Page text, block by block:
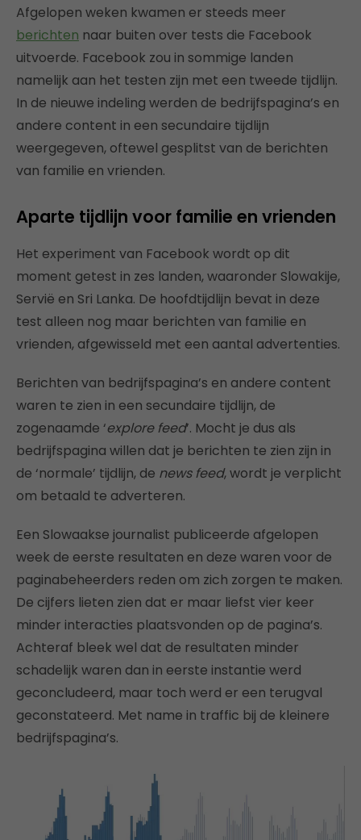
Afgelopen weken kwamen er steeds meer
berichten naar buiten over tests die Facebook
uitvoerde. Facebook zou in sommige landen
namelijk aan het testen zijn met een tweede tijdlijn.
In de nieuwe indeling werden de bedrijfspagina’s en
andere content in een secundaire tijdlijn
weergegeven, oftewel gesplitst van de berichten
van familie en vrienden.
Aparte tijdlijn voor familie en vrienden
Het experiment van Facebook wordt op dit
moment getest in zes landen, waaronder Slowakije,
Servië en Sri Lanka. De hoofdtijdlijn bevat in deze
test alleen nog maar berichten van familie en
vrienden, afgewisseld met een aantal advertenties.
Berichten van bedrijfspagina’s en andere content
waren te zien in een secundaire tijdlijn, de
zogenaamde ‘explore feed’. Mocht je dus als
bedrijfspagina willen dat je berichten te zien zijn in
de ‘normale’ tijdlijn, de news feed, wordt je verplicht
om betaald te adverteren.
Een Slowaakse journalist publiceerde afgelopen
week de eerste resultaten en deze waren voor de
paginabeheerders reden om zich zorgen te maken.
De cijfers lieten zien dat er maar liefst vier keer
minder interacties plaatsvonden op de pagina’s.
Achteraf bleek wel dat de resultaten minder
schadelijk waren dan in eerste instantie werd
geconcludeerd, maar toch werd er een terugval
geconstateerd. Met name in traffic bij de kleinere
bedrijfspagina’s.